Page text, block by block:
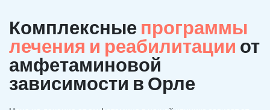
Комплексные программы
лечения и реабилитации от
амфетаминовой
зависимости в Орле